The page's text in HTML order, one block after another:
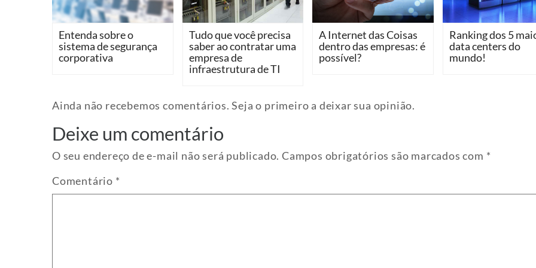
Entenda sobre o
sistema de segurança
corporativa
Tudo que você precisa
saber ao contratar uma
empresa de
infraestrutura de TI
A Internet das Coisas
dentro das empresas: é
possível?
Ranking dos 5
data centers do
mundo!
Ainda não recebemos comentários. Seja o primeiro a deixar sua opinião.
Deixe um comentário
O seu endereço de e-mail não será publicado. Campos obrigatórios são marcados com *
Comentário *